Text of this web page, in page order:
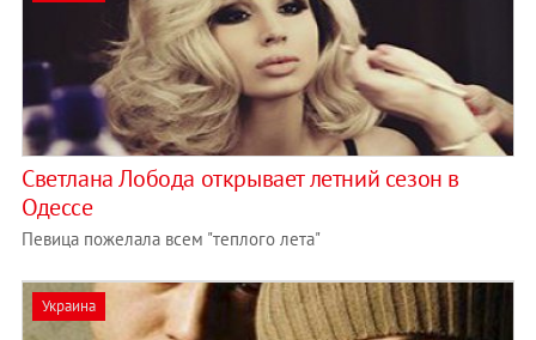
Светлана Лобода открывает летний сезон в
Одессе
Певица пожелала всем "теплого лета"
Украина